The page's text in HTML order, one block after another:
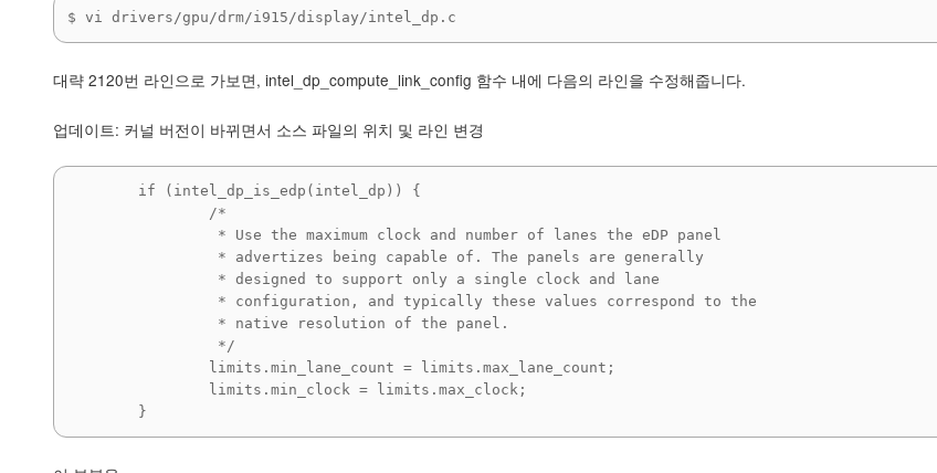
$ vi drivers/gpu/drm/i915/display/intel_dp.c
대략 2120번 라인으로 가보면, intel_dp_compute_link_config 함수 내에 다음의 라인을 수정해줍니다.
업데이트: 커널 버전이 바뀌면서 소스 파일의 위치 및 라인 변경
	}